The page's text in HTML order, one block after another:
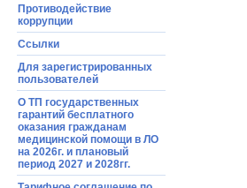
Противодействие
коррупции
Ссылки
Для зарегистрированных
пользователей
О ТП государственных
гарантий бесплатного
оказания гражданам
медицинской помощи в ЛО
на 2026г. и плановый
период 2027 и 2028гг.